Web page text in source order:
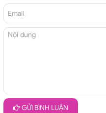
GỬI BÌNH LUẬN